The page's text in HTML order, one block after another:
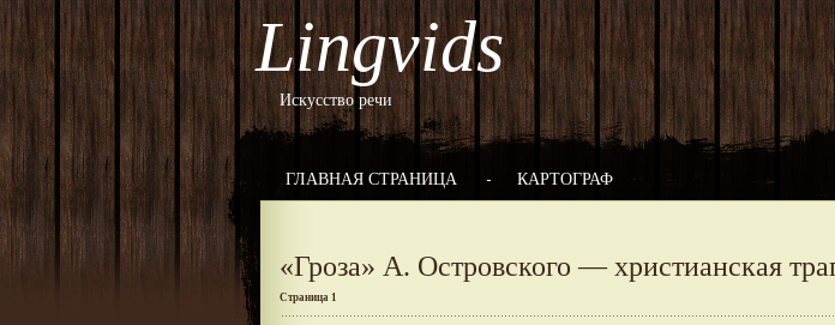
Lingvids
Искусство речи
ГЛАВНАЯ СТРАНИЦА КАРТОГРАФ
«Гроза» А. Островского — христианская
Страница 1